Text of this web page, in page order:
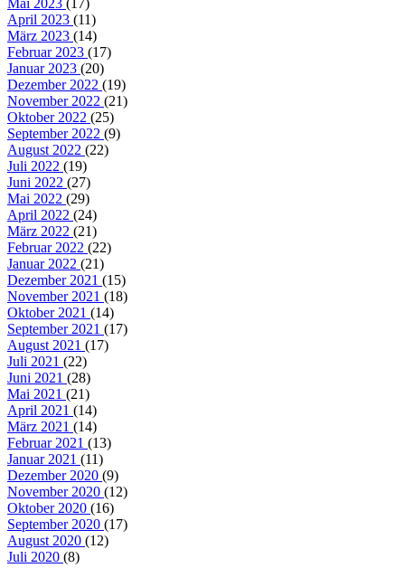
April 2023 (11)
März 2023 (14)
Februar 2023 (17)
Januar 2023 (20)
Dezember 2022 (19)
November 2022 (21)
Oktober 2022 (25)
September 2022 (9)
August 2022 (22)
Juli 2022 (19)
Juni 2022 (27)
Mai 2022 (29)
April 2022 (24)
März 2022 (21)
Februar 2022 (22)
Januar 2022 (21)
Dezember 2021 (15)
November 2021 (18)
Oktober 2021 (14)
September 2021 (17)
August 2021 (17)
Juli 2021 (22)
Juni 2021 (28)
Mai 2021 (21)
April 2021 (14)
März 2021 (14)
Februar 2021 (13)
Januar 2021 (11)
Dezember 2020 (9)
November 2020 (12)
Oktober 2020 (16)
September 2020 (17)
August 2020 (12)
Juli 2020 (8)